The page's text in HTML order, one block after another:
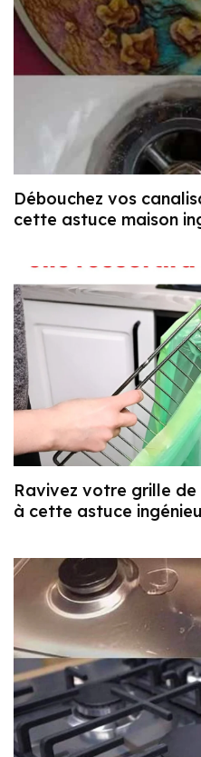
Débouchez vos
cette astuce maison
Ravivez votre grille
à cette astuce